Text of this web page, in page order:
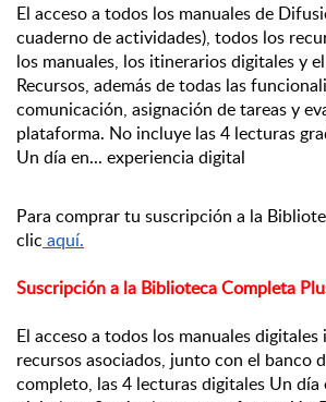
El acceso a todos los manuales de
cuaderno de actividades), todos los
los manuales, los itinerarios digitales y
Recursos, además de todas las
comunicación, asignación de tareas y
plataforma. No incluye las 4 lecturas
Un día en... experiencia digital
Para comprar tu suscripción a la
clic aquí.
Suscripción a la Biblioteca Completa
El acceso a todos los manuales
recursos asociados, junto con el banco
completo, las 4 lecturas digitales Un día